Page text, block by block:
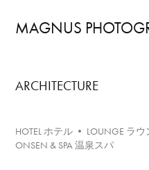
MAGNUS
ARCHITECTURE
HOTEL ホテル • LOUNGE ラ
ONSEN & SPA 温泉スパ